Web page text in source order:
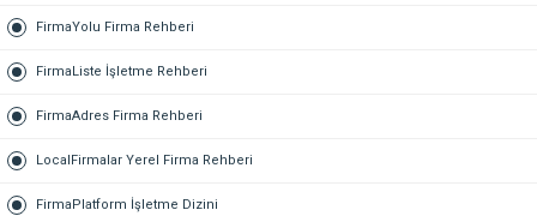
FirmaYolu Firma Rehberi
FirmaListe İşletme Rehberi
FirmaAdres Firma Rehberi
LocalFirmalar Yerel Firma Rehberi
FirmaPlatform İşletme Dizini